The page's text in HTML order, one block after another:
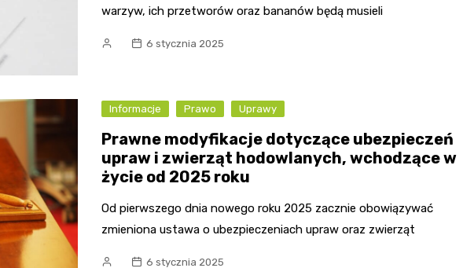
warzyw, ich przetworów oraz bananów będą musieli
6 stycznia 2025
Informacje Prawo Uprawy
Prawne modyfikacje dotyczące ubezpieczeń
upraw i zwierząt hodowlanych, wchodzące w
życie od 2025 roku
Od pierwszego dnia nowego roku 2025 zacznie obowiązywać
zmieniona ustawa o ubezpieczeniach upraw oraz zwierząt
6 stycznia 2025